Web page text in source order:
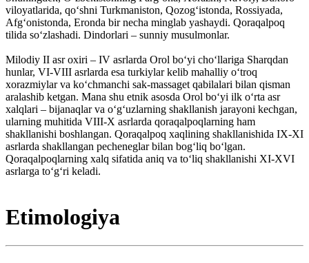
viloyatlarida, qoʻshni Turkmaniston, Qozogʻistonda, Rossiyada,
Afgʻonistonda, Eronda bir necha minglab yashaydi. Qoraqalpoq
tilida soʻzlashadi. Dindorlari – sunniy musulmonlar.
Milodiy II asr oxiri – IV asrlarda Orol boʻyi choʻllariga Sharqdan
hunlar, VI-VIII asrlarda esa turkiylar kelib mahalliy oʻtroq
xorazmiylar va koʻchmanchi sak-massaget qabilalari bilan qisman
aralashib ketgan. Mana shu etnik asosda Orol boʻyi ilk oʻrta asr
xalqlari – bijanaqlar va oʻgʻuzlarning shakllanish jarayoni kechgan,
ularning muhitida VIII-X asrlarda qoraqalpoqlarning ham
shakllanishi boshlangan. Qoraqalpoq xaqlining shakllanishida IX-XI
asrlarda shakllangan pecheneglar bilan bogʻliq boʻlgan.
Qoraqalpoqlarning xalq sifatida aniq va toʻliq shakllanishi XI-XVI
asrlarga toʻgʻri keladi.
Etimologiya